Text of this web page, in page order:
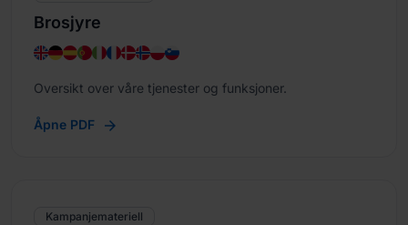
Brosjyre
Oversikt over våre tjenester og funksjoner.
Åpne PDF
Kampanjemateriell